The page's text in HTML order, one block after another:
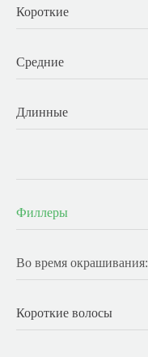
Короткие
Средние
Длинные
Филлеры
Во время окрашивания:
Короткие волосы